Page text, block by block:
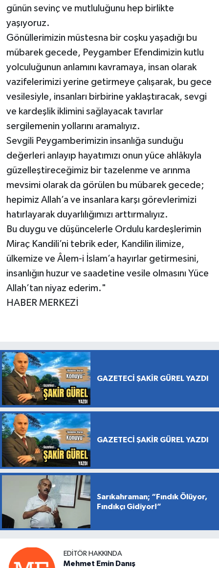
günün sevinç ve mutluluğunu hep birlikte
yaşıyoruz.
Gönüllerimizin müstesna bir coşku yaşadığı bu
mübarek gecede, Peygamber Efendimizin kutlu
yolculuğunun anlamını kavramaya, insan olarak
vazifelerimizi yerine getirmeye çalışarak, bu gece
vesilesiyle, insanları birbirine yaklaştıracak, sevgi
ve kardeşlik iklimini sağlayacak tavırlar
sergilemenin yollarını aramalıyız.
Sevgili Peygamberimizin insanlığa sunduğu
değerleri anlayıp hayatımızı onun yüce ahlâkıyla
güzelleştireceğimiz bir tazelenme ve arınma
mevsimi olarak da görülen bu mübarek gecede;
hepimiz Allah’a ve insanlara karşı görevlerimizi
hatırlayarak duyarlılığımızı arttırmalıyız.
Bu duygu ve düşüncelerle Ordulu kardeşlerimin
Miraç Kandili’ni tebrik eder, Kandilin ilimize,
ülkemize ve Âlem-i İslam’a hayırlar getirmesini,
insanlığın huzur ve saadetine vesile olmasını Yüce
Allah’tan niyaz ederim."
HABER MERKEZİ
GAZETECİ ŞAKİR GÜREL YAZDI
GAZETECİ ŞAKİR GÜREL YAZDI
Sarıkahraman; “Fındık Ölüyor,
Fındıkçı Gidiyor!”
EDITÖR HAKKINDA
Mehmet Emin Danış